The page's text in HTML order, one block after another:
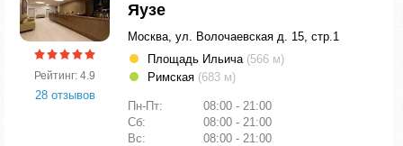
Рейтинг: 4.9
28 отзывов
Яузе
Москва, ул. Волочаевская д. 15, стр.1
Площадь Ильича (566 м)
Римская (683 м)
Пн-Пт:
08:00 - 21:00
Сб:
08:00 - 21:00
Вс:
08:00 - 21:00